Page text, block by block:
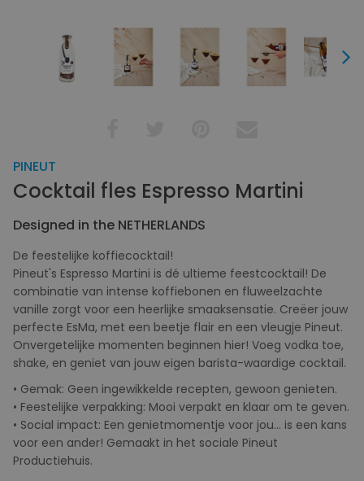
Next
PINEUT
Cocktail fles Espresso Martini
Designed in the NETHERLANDS
De feestelijke koffiecocktail!
Pineut's Espresso Martini is dé ultieme feestcocktail! De
combinatie van intense koffiebonen en fluweelzachte
vanille zorgt voor een heerlijke smaaksensatie. Creëer jouw
perfecte EsMa, met een beetje flair en een vleugje Pineut.
Onvergetelijke momenten beginnen hier! Voeg vodka toe,
shake, en geniet van jouw eigen barista-waardige cocktail.
• Gemak: Geen ingewikkelde recepten, gewoon genieten.
• Feestelijke verpakking: Mooi verpakt en klaar om te geven.
• Social impact: Een genietmomentje voor jou... is een kans
voor een ander! Gemaakt in het sociale Pineut
Productiehuis.